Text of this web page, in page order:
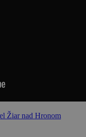
Žiar nad Hronom